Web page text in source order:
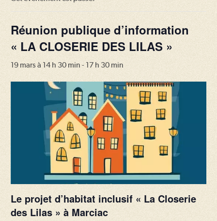
Réunion publique d’information
« LA CLOSERIE DES LILAS »
19 mars à 14 h 30 min - 17 h 30 min
Le projet d’habitat inclusif « La Closerie
des Lilas » à Marciac